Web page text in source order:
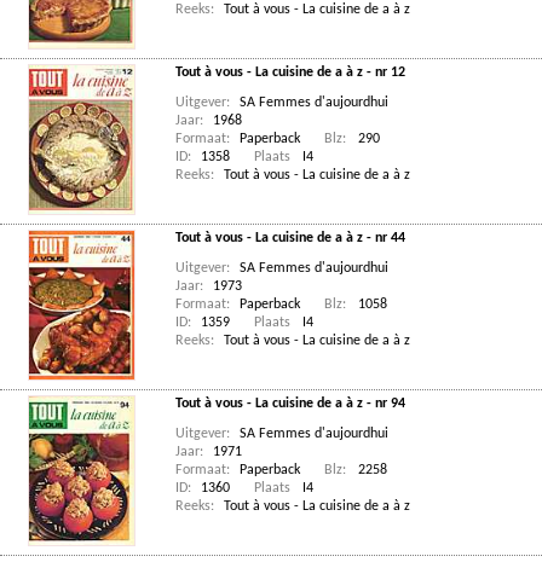
Reeks:
Tout à vous - La cuisine de a à z
Tout à vous - La cuisine de a à z - nr 12
Uitgever:
SA Femmes d'aujourdhui
Jaar:
1968
Formaat:
Paperback Blz:
290
ID:
1358 Plaats
I4
Reeks:
Tout à vous - La cuisine de a à z
Tout à vous - La cuisine de a à z - nr 44
Uitgever:
SA Femmes d'aujourdhui
Jaar:
1973
Formaat:
Paperback Blz:
1058
ID:
1359 Plaats
I4
Reeks:
Tout à vous - La cuisine de a à z
Tout à vous - La cuisine de a à z - nr 94
Uitgever:
SA Femmes d'aujourdhui
Jaar:
1971
Formaat:
Paperback Blz:
2258
ID:
1360 Plaats
I4
Reeks:
Tout à vous - La cuisine de a à z